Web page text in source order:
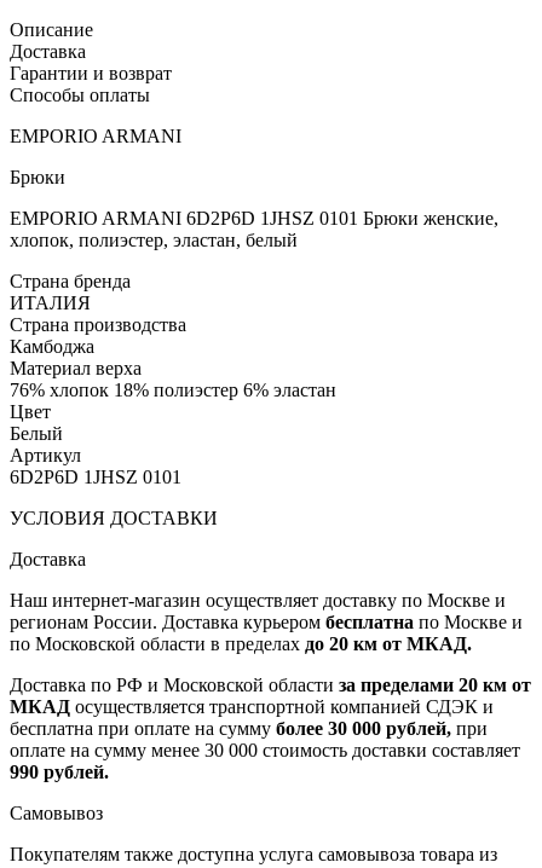
Описание
Доставка
Гарантии и возврат
Способы оплаты
EMPORIO ARMANI
Брюки
EMPORIO ARMANI 6D2P6D 1JHSZ 0101 Брюки женские,
хлопок, полиэстер, эластан, белый
Страна бренда
ИТАЛИЯ
Страна производства
Камбоджа
Материал верха
76% хлопок 18% полиэстер 6% эластан
Цвет
Белый
Артикул
6D2P6D 1JHSZ 0101
УСЛОВИЯ ДОСТАВКИ
Доставка
Наш интернет-магазин осуществляет доставку по Москве и
регионам России. Доставка курьером бесплатна по Москве и
по Московской области в пределах до 20 км от МКАД.
Доставка по РФ и Московской области за пределами 20 км от
МКАД осуществляется транспортной компанией СДЭК и
бесплатна при оплате на сумму более 30 000 рублей, при
оплате на сумму менее 30 000 стоимость доставки составляет
990 рублей.
Самовывоз
Покупателям также доступна услуга самовывоза товара из